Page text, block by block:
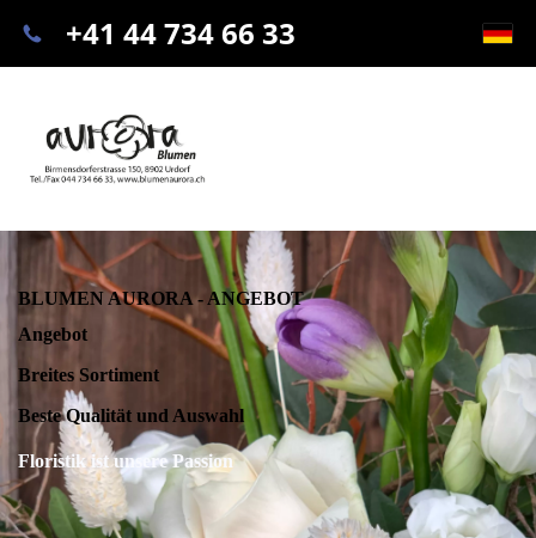
+41 44 734 66 33
BLUMEN AURORA - ANGEBOT
Angebot
Breites Sortiment
Beste Qualität und Auswahl
Floristik ist unsere Passion